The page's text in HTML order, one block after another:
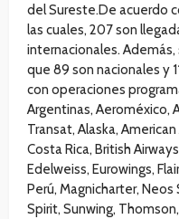
del Sureste.De acuerdo
las cuales, 207 son
internacionales.
que 89 son nacionales y
con operaciones
Argentinas, Aeroméxico,
Transat, Alaska,
Costa Rica, British
Edelweiss, Eurowings,
Perú, Magnicharter, Neos
Spirit, Sunwing,